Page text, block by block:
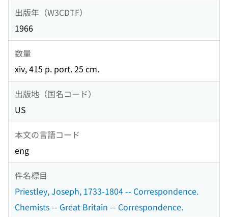
出版年（W3CDTF）
1966
数量
xiv, 415 p. port. 25 cm.
出版地（国名コード）
US
本文の言語コード
eng
件名標目
Priestley, Joseph, 1733-1804 -- Correspondence.
Chemists -- Great Britain -- Correspondence.